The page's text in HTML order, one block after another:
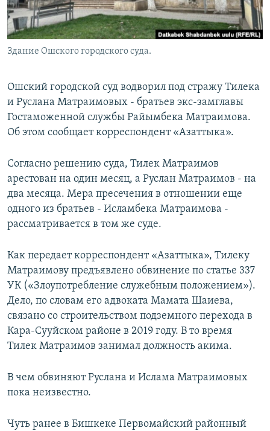
Здание Ошского городского суда.
Ошский городской суд водворил под стражу Тилека
и Руслана Матраимовых - братьев экс-замглавы
Гостаможенной службы Райымбека Матраимова.
Об этом сообщает корреспондент «Азаттыка».
Согласно решению суда, Тилек Матраимов
арестован на один месяц, а Руслан Матраимов - на
два месяца. Мера пресечения в отношении еще
одного из братьев - Исламбека Матраимова -
рассматривается в том же суде.
Как передает корреспондент «Азаттыка», Тилеку
Матраимову предъявлено обвинение по статье 337
УК («Злоупотребление служебным положением»).
Дело, по словам его адвоката Мамата Шаиева,
связано со строительством подземного перехода в
Кара-Сууйском районе в 2019 году. В то время
Тилек Матраимов занимал должность акима.
В чем обвиняют Руслана и Ислама Матраимовых
пока неизвестно.
Чуть ранее в Бишкеке Первомайский районный